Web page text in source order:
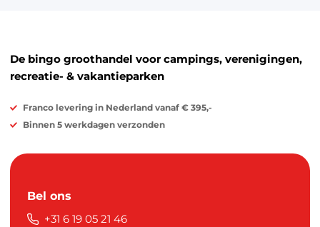
De bingo groothandel voor campings, verenigingen,
recreatie- & vakantieparken
Franco levering in Nederland vanaf € 395,-
Binnen 5 werkdagen verzonden
Bel ons
+31 6 19 05 21 46